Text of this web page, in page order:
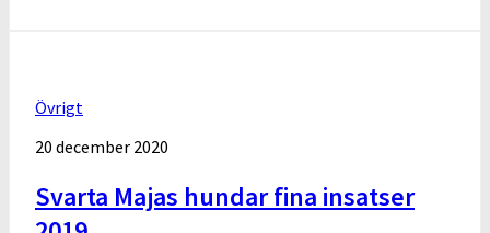
Övrigt
20 december 2020
Svarta Majas hundar fina insatser